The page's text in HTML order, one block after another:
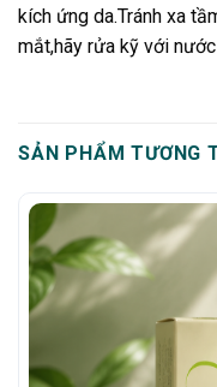
kích ứng da.Tránh xa
mắt,hãy rửa kỹ với
SẢN PHẨM TƯƠNG